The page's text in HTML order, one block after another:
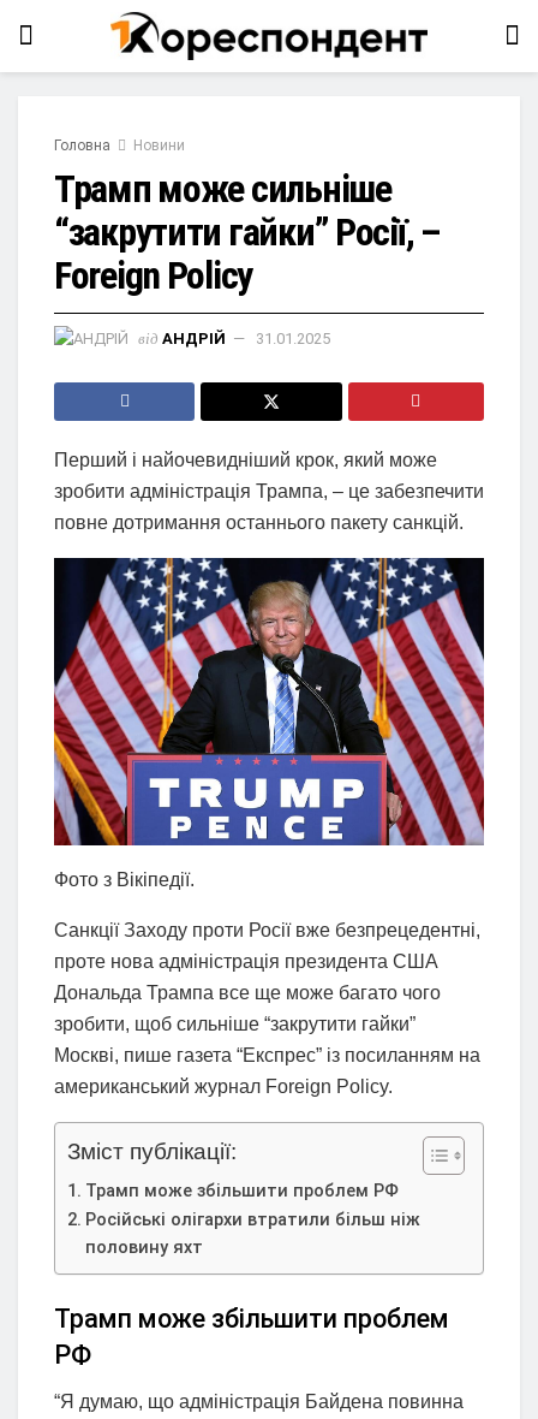
Головна Новини
Трамп може сильніше
“закрутити гайки” Росії, –
Foreign Policy
від АНДРІЙ 31.01.2025
Перший і найочевидніший крок, який може
зробити адміністрація Трампа, – це забезпечити
повне дотримання останнього пакету санкцій.
Фото з Вікіпедії.
Санкції Заходу проти Росії вже безпрецедентні,
проте нова адміністрація президента США
Дональда Трампа все ще може багато чого
зробити, щоб сильніше “закрутити гайки”
Москві, пише газета “Експрес” із посиланням на
американський журнал Foreign Policy.
Зміст публікації:
Трамп може збільшити проблем РФ
Російські олігархи втратили більш ніж
половину яхт
Трамп може збільшити проблем
РФ
“Я думаю, що адміністрація Байдена повинна